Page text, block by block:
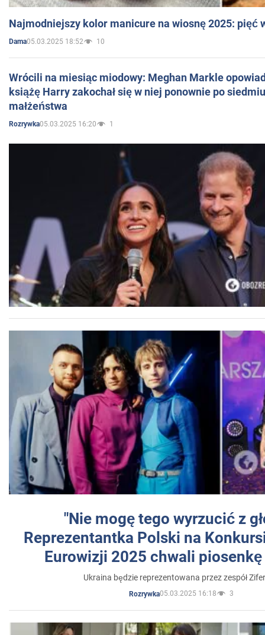
Najmodniejszy kolor manicure na wiosnę 2025: pięć
Dama05.03.2025 18:52 10
Wrócili na miesiąc miodowy: Meghan Markle
książę Harry zakochał się w niej ponownie po
małżeństwa
Rozrywka05.03.2025 16:20 1
"Nie mogę tego wyrzucić z
Reprezentantka Polski na
Eurowizji 2025 chwali
Ukraina będzie reprezentowana przez zespół
Rozrywka05.03.2025 16:18 3